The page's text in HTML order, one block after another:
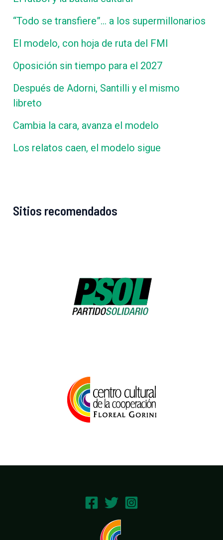
“Todo se transfiere”… a los supermillonarios
El modelo, con hoja de ruta del FMI
Oposición sin tiempo para el 2027
Después de Adorni, Santilli y el mismo
libreto
Cambia la cara, avanza el modelo
Los relatos caen, el modelo sigue
Sitios recomendados